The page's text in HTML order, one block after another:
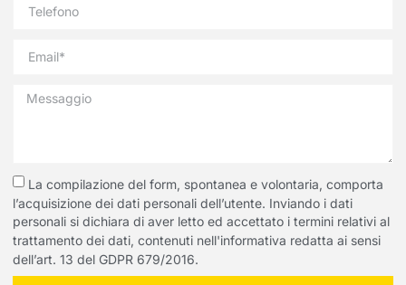
La compilazione del form, spontanea e volontaria, comporta
l’acquisizione dei dati personali dell’utente. Inviando i dati
personali si dichiara di aver letto ed accettato i termini relativi al
trattamento dei dati, contenuti nell'informativa redatta ai sensi
dell’art. 13 del GDPR 679/2016.